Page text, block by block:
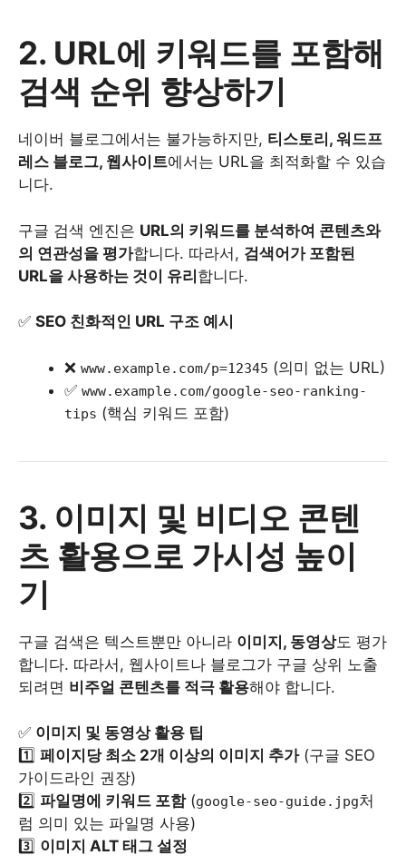
2. URL에 키워드를 포함해
검색 순위 향상하기
네이버 블로그에서는 불가능하지만, 티스토리, 워드프
레스 블로그, 웹사이트에서는 URL을 최적화할 수 있습
니다.
구글 검색 엔진은 URL의 키워드를 분석하여 콘텐츠와
의 연관성을 평가합니다. 따라서, 검색어가 포함된
URL을 사용하는 것이 유리합니다.
✅ SEO 친화적인 URL 구조 예시
❌ www.example.com/p=12345 (의미 없는 URL)
✅ www.example.com/google-seo-ranking-
tips (핵심 키워드 포함)
3. 이미지 및 비디오 콘텐
츠 활용으로 가시성 높이
기
구글 검색은 텍스트뿐만 아니라 이미지, 동영상도 평가
합니다. 따라서, 웹사이트나 블로그가 구글 상위 노출
되려면 비주얼 콘텐츠를 적극 활용해야 합니다.
✅ 이미지 및 동영상 활용 팁
1️⃣ 페이지당 최소 2개 이상의 이미지 추가(구글 SEO
가이드라인 권장)
2️⃣ 파일명에 키워드 포함(google-seo-guide.jpg처
럼 의미 있는 파일명 사용)
3️⃣ 이미지 ALT 태그 설정